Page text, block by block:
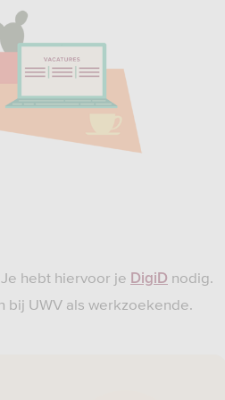
hebt hiervoor je DigiD nodig.
bij UWV als werkzoekende.